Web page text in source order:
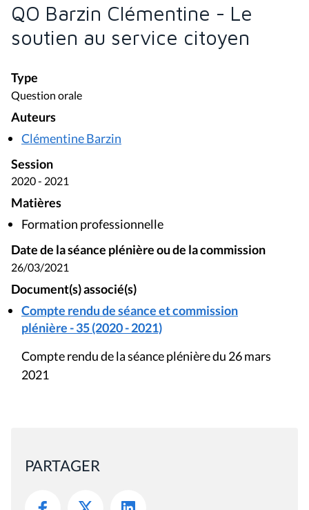
QO Barzin Clémentine - Le
soutien au service citoyen
Type
Question orale
Auteurs
Clémentine Barzin
Session
2020 - 2021
Matières
Formation professionnelle
Date de la séance plénière ou de la commission
26/03/2021
Document(s) associé(s)
Compte rendu de séance et commission
plénière - 35 (2020 - 2021)
Compte rendu de la séance plénière du 26 mars
2021
PARTAGER